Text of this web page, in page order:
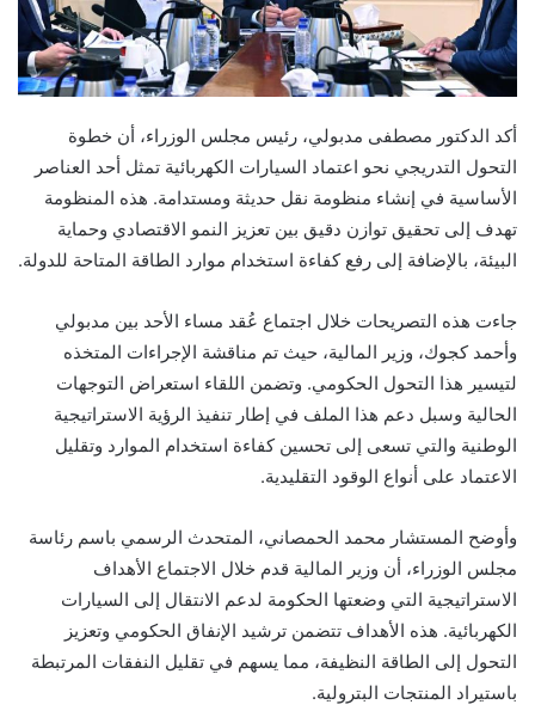
أكد الدكتور مصطفى مدبولي، رئيس مجلس الوزراء، أن خطوة
التحول التدريجي نحو اعتماد السيارات الكهربائية تمثل أحد العناصر
الأساسية في إنشاء منظومة نقل حديثة ومستدامة. هذه المنظومة
تهدف إلى تحقيق توازن دقيق بين تعزيز النمو الاقتصادي وحماية
البيئة، بالإضافة إلى رفع كفاءة استخدام موارد الطاقة المتاحة للدولة.
جاءت هذه التصريحات خلال اجتماع عُقد مساء الأحد بين مدبولي
وأحمد كجوك، وزير المالية، حيث تم مناقشة الإجراءات المتخذه
لتيسير هذا التحول الحكومي. وتضمن اللقاء استعراض التوجهات
الحالية وسبل دعم هذا الملف في إطار تنفيذ الرؤية الاستراتيجية
الوطنية والتي تسعى إلى تحسين كفاءة استخدام الموارد وتقليل
الاعتماد على أنواع الوقود التقليدية.
وأوضح المستشار محمد الحمصاني، المتحدث الرسمي باسم رئاسة
مجلس الوزراء، أن وزير المالية قدم خلال الاجتماع الأهداف
الاستراتيجية التي وضعتها الحكومة لدعم الانتقال إلى السيارات
الكهربائية. هذه الأهداف تتضمن ترشيد الإنفاق الحكومي وتعزيز
التحول إلى الطاقة النظيفة، مما يسهم في تقليل النفقات المرتبطة
باستيراد المنتجات البترولية.